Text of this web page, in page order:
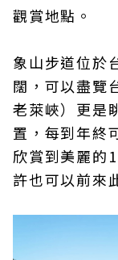
觀賞地點。
象山步道位於
闊，可以盡覽
老萊峽）更是
置，每到年終
欣賞到美麗的
許也可以前來